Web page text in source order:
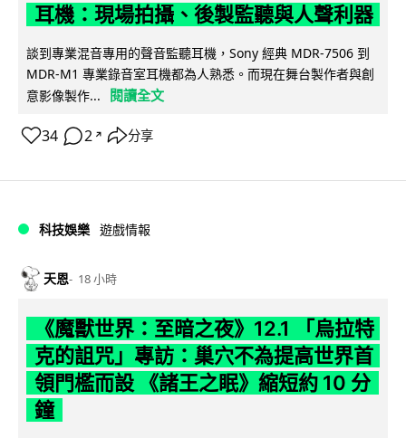
耳機：現場拍攝、後製監聽與人聲利器
談到專業混音專用的聲音監聽耳機，Sony 經典 MDR-7506 到
MDR-M1 專業錄音室耳機都為人熟悉。而現在舞台製作者與創
意影像製作...
閱讀全文
34 2 ↗ 分享
科技娛樂 遊戲情報
天恩 18 小時
《魔獸世界：至暗之夜》12.1 「烏拉特
克的詛咒」專訪：巢穴不為提高世界首
領門檻而設 《諸王之眠》縮短約 10 分
鐘